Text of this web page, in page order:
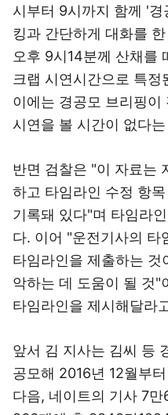
시부터 9시까지 함께 '
킹과 간단하게 대화를
오후 9시14분께 산채를
크랩 시연시간으로 특
이에는 경공모 브리핑
시연을 볼 시간이 없다
반면 검찰은 "이 자료는
하고 타임라인 수정 항
기록돼 있다"며 타임라
다. 이어 "운전기사의 타
타임라인을 제출하는
악하는 데 도움이 될 것"
타임라인을 제시해달라
앞서 김 지사는 김씨 등
공모해 2016년 12월부
다음, 네이트의 기사 7